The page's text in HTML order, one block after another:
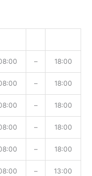
– 18:00
– 18:00
– 18:00
– 18:00
– 18:00
– 13:00